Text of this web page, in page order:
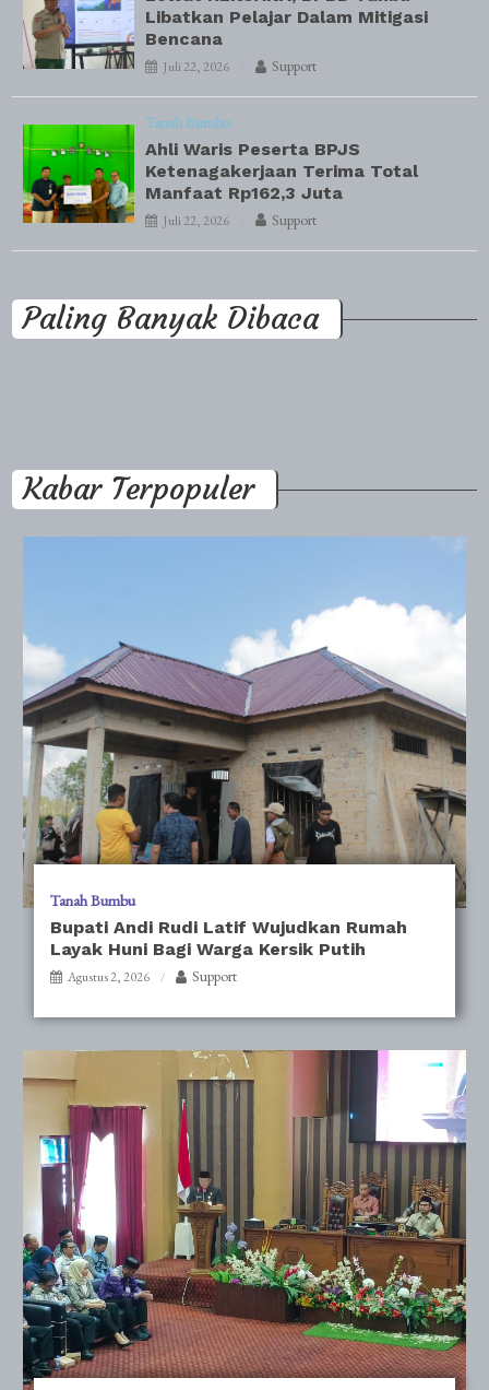
Libatkan Pelajar Dalam Mitigasi
Bencana
Juli 22, 2026 Support
Tanah Bumbu
Ahli Waris Peserta BPJS
Ketenagakerjaan Terima Total
Manfaat Rp162,3 Juta
Juli 22, 2026 Support
Paling Banyak Dibaca
Kabar Terpopuler
Tanah Bumbu
Bupati Andi Rudi Latif Wujudkan Rumah
Layak Huni Bagi Warga Kersik Putih
Agustus 2, 2026 Support